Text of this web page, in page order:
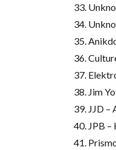
33.
34.
35.
36.
37.
38. Jim
39. JJD –
40. JPB –
41.